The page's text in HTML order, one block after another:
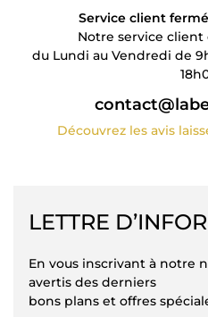
Service client
Notre service client
du Lundi au Vendredi de
Découvrez les avis
LETTRE
En vous inscrivant à notre
avertis des derniers
bons plans et offres